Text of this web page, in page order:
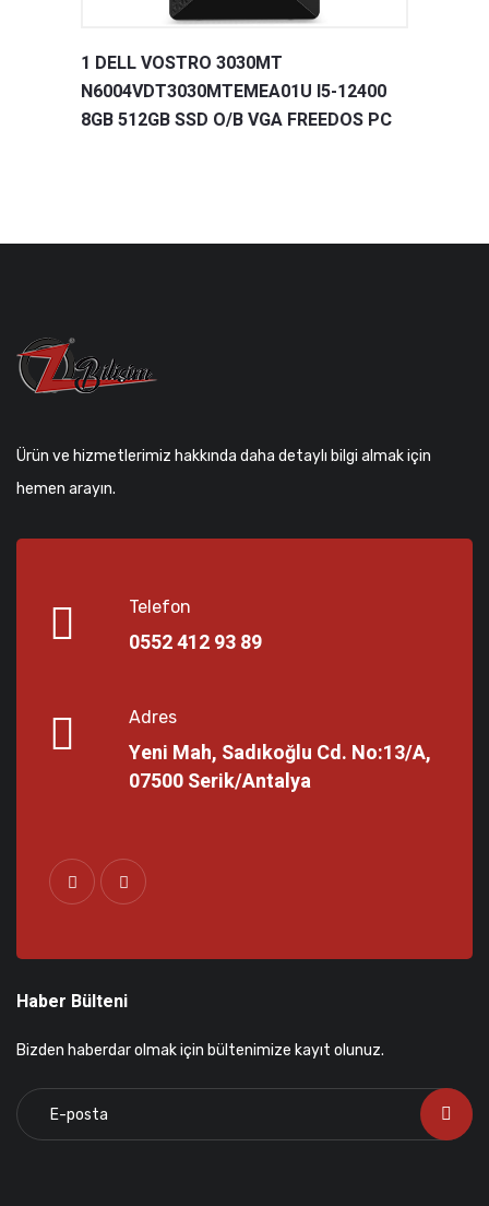
1 DELL VOSTRO 3030MT
N6004VDT3030MTEMEA01U I5-12400
8GB 512GB SSD O/B VGA FREEDOS PC
Ürün ve hizmetlerimiz hakkında daha detaylı bilgi almak için
hemen arayın.
Telefon
0552 412 93 89
Adres
Yeni Mah, Sadıkoğlu Cd. No:13/A,
07500 Serik/Antalya
Haber Bülteni
Bizden haberdar olmak için bültenimize kayıt olunuz.